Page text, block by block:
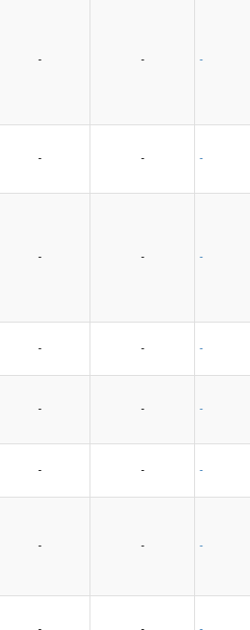
- - -
- - -
- - -
- - -
- - -
- - -
- - -